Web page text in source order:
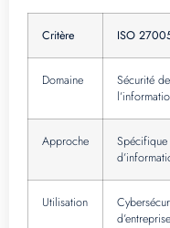
Critère ISO
Domaine
Sécurité de
Approche
Spécifique
Utilisation
d’entreprise